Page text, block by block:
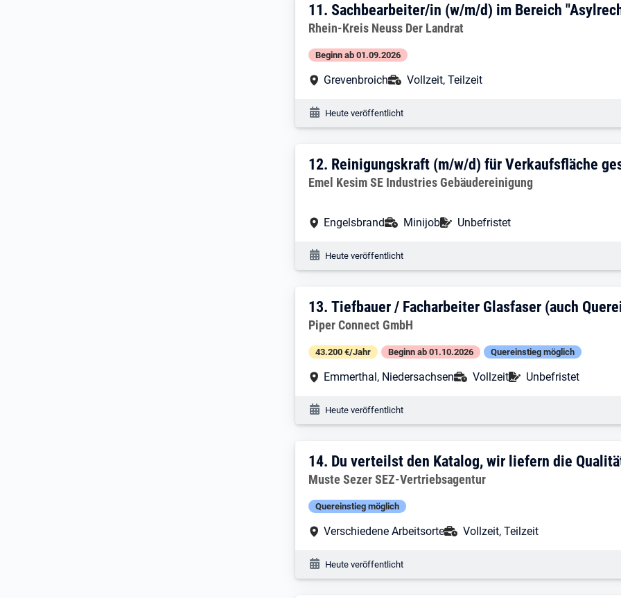
11. Ergebnis: Sachbearbeiter/in (w/m/d)
11.Sachbearbeiter/in (w/m/d) im Bereich
Arbeitgeber:
Rhein-Kreis Neuss Der Landrat
Beginn ab 01.09.2026
Arbeitsort:
Grevenbroich Anstellungsart:
Vollzeit, Teilzeit
Veröffentlichungsdatum:
Heute veröffentlicht
12. Ergebnis: Reinigungskraft (m/w/d)
12. Reinigungskraft (m/w/d) für Verkaufsfläche
Arbeitgeber:
Emel Kesim SE Industries Gebäudereinigung
Arbeitsort:
Engelsbrand Anstellungsart:
Minijob Befristung:
Unbefristet
Veröffentlichungsdatum:
Heute veröffentlicht
13. Ergebnis: Tiefbauer / Facharbeiter
13.Tiefbauer / Facharbeiter Glasfaser (auch
Arbeitgeber:
Piper Connect GmbH
43.200 €/Jahr Beginn ab 01.10.2026 Quereinstieg möglich
Arbeitsort:
Emmerthal, Niedersachsen Anstellungsart:
Vollzeit Befristung:
Unbefristet
Veröffentlichungsdatum:
Heute veröffentlicht
14. Ergebnis: Du verteilst den Katalog,
14. Du verteilst den Katalog, wir liefern die
Arbeitgeber:
Muste Sezer SEZ-Vertriebsagentur
Quereinstieg möglich
Arbeitsort:
Verschiedene Arbeitsorte Anstellungsart:
Vollzeit, Teilzeit
Veröffentlichungsdatum:
Heute veröffentlicht